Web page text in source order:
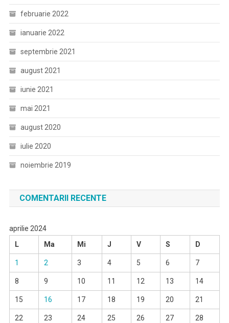
februarie 2022
ianuarie 2022
septembrie 2021
august 2021
iunie 2021
mai 2021
august 2020
iulie 2020
noiembrie 2019
COMENTARII RECENTE
aprilie 2024
L
Ma Mi J V S D
1 2 3 4 5 6 7
8 9 10 11 12 13 14
15 16 17 18 19 20 21
22 23 24 25 26 27 28